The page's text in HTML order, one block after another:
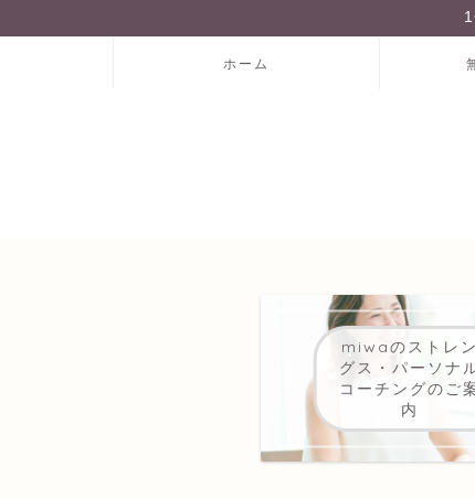
ホーム
miwaのストレン
グス・パーソナ
コーチングのご
内